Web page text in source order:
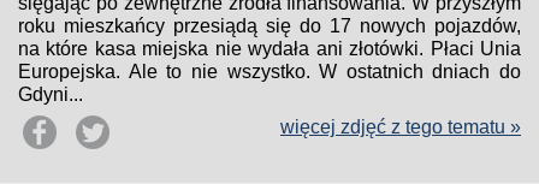
roku mieszkańcy przesiądą się do 17 nowych pojazdów,
na które kasa miejska nie wydała ani złotówki. Płaci Unia
Europejska. Ale to nie wszystko. W ostatnich dniach do
Gdyni...
więcej zdjęć z tego tematu »